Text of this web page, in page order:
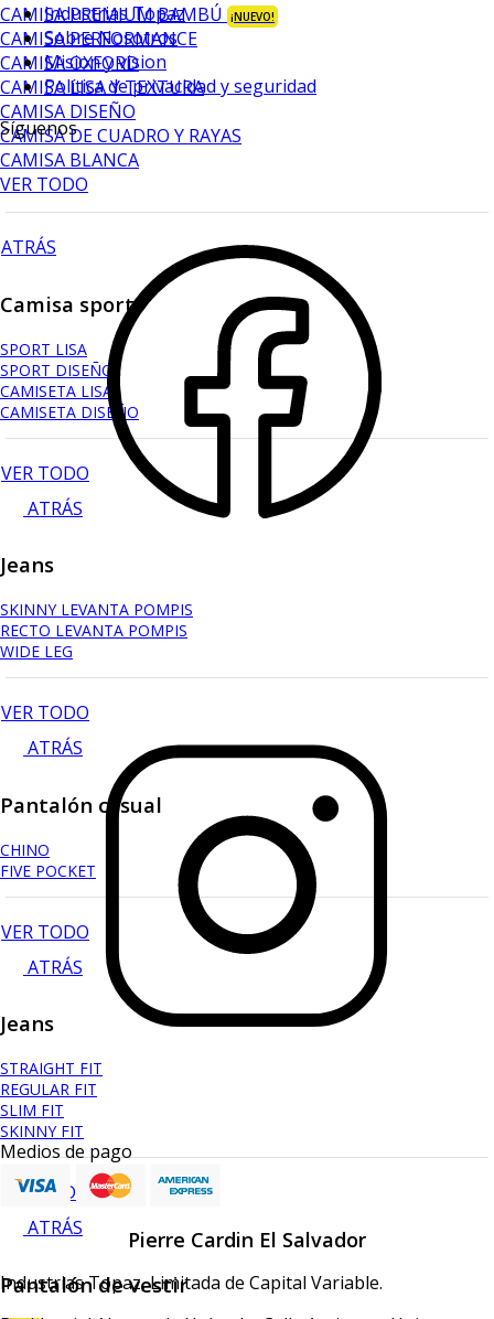
CAMISA PREMIUM BAMBÚ ¡NUEVO!
CAMISA PERFORMANCE
CAMISA OXFORD
CAMISA LISA Y TEXTURA
CAMISA DISEÑO
CAMISA DE CUADRO Y RAYAS
CAMISA BLANCA
VER TODO
ATRÁS
Camisa sport
SPORT LISA
SPORT DISEÑO
CAMISETA LISA
CAMISETA DISEÑO
VER TODO
ATRÁS
Jeans
SKINNY LEVANTA POMPIS
RECTO LEVANTA POMPIS
WIDE LEG
VER TODO
ATRÁS
Pantalón casual
CHINO
FIVE POCKET
VER TODO
ATRÁS
Jeans
STRAIGHT FIT
REGULAR FIT
SLIM FIT
SKINNY FIT
VER TODO
ATRÁS
Pantalón de vestir
Industrias Topaz
Sobre Nosotros
Mision y vision
Política de privacidad y seguridad
Síguenos
Medios de pago
Pierre Cardin El Salvador
Industrias Topaz, Limitada de Capital Variable.